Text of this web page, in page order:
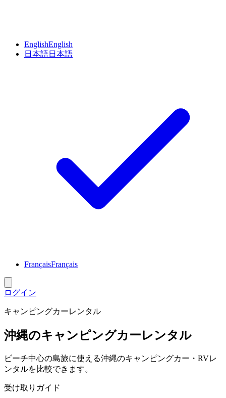
EnglishEnglish
日本語日本語
FrançaisFrançais
ログイン
キャンピングカーレンタル
沖縄のキャンピングカーレンタル
ビーチ中心の島旅に使える沖縄のキャンピングカー・RVレ
ンタルを比較できます。
受け取りガイド